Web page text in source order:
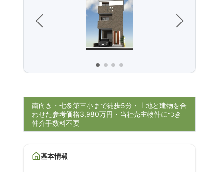
南向き・七条第三小まで徒歩5分・土地と建物を合
わせた参考価格3,980万円・当社売主物件につき
仲介手数料不要
基本情報